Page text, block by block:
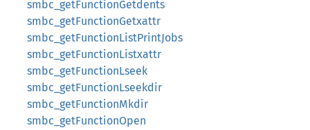
smbc_getFunctionGetdents
smbc_getFunctionGetxattr
smbc_getFunctionListPrintJobs
smbc_getFunctionListxattr
smbc_getFunctionLseek
smbc_getFunctionLseekdir
smbc_getFunctionMkdir
smbc_getFunctionOpen